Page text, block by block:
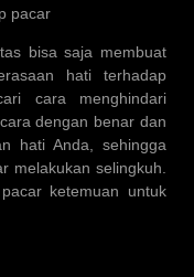
pacar
bisa saja membuat
hati terhadap
cara menghindari
dengan benar dan
hati Anda, sehingga
melakukan selingkuh.
ketemuan untuk